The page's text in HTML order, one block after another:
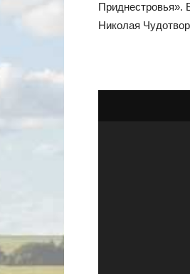
Приднестровья».
Николая